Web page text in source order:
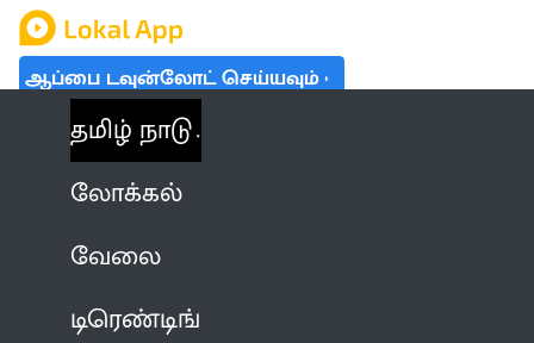
ஆப்பை டவுன்லோட் செய்யவும்
தமிழ் நாடு
லோக்கல்
வேலை
டிரெண்டிங்